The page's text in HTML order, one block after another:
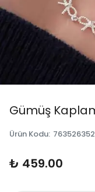
Gümüş
Ürün Kodu:
₺ 459.00